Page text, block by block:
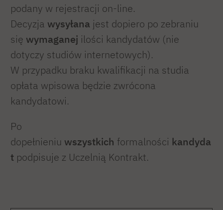
podany w rejestracji on-line.
Decyzja wysyłana jest dopiero po zebraniu
się wymaganej ilości kandydatów (nie
dotyczy studiów internetowych).
W przypadku braku kwalifikacji na studia
opłata wpisowa będzie zwrócona
kandydatowi.
Po
dopełnieniu wszystkich formalności kandyda
t podpisuje z Uczelnią Kontrakt.